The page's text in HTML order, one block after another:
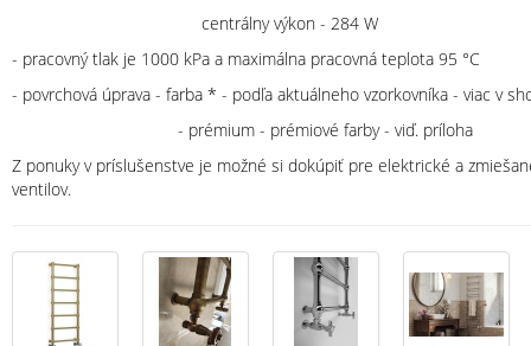
centrálny výkon - 284 W
- pracovný tlak je 1000 kPa a maximálna pracovná teplota 95 °C
- povrchová úprava - farba * - podľa aktuálneho vzorkovníka - viac v
- prémium - prémiové farby - viď. príloha
Z ponuky v príslušenstve je možné si dokúpiť pre elektrické a
ventilov.